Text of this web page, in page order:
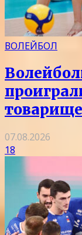
ВОЛЕЙБОЛ
07.08.2026
18